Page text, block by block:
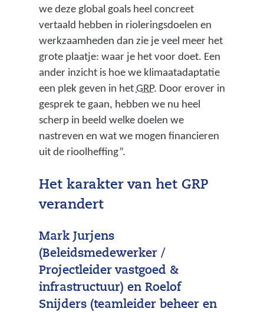
)
we deze global goals heel concreet
vertaald hebben in rioleringsdoelen en
werkzaamheden dan zie je veel meer het
grote plaatje: waar je het voor doet. Een
ander inzicht is hoe we klimaatadaptatie
een plek geven in hetGRP.(
g
e
m
n
r
Door erover in
gesprek te gaan, hebben we nu heel
scherp in beeld welke doelen we
nastreven en wat we mogen financieren
uit de rioolheffing”.
Het karakter van het GRP
verandert
Mark Jurjens
(Beleidsmedewerker /
Projectleider vastgoed &
infrastructuur) en Roelof
Snijders (teamleider beheer en